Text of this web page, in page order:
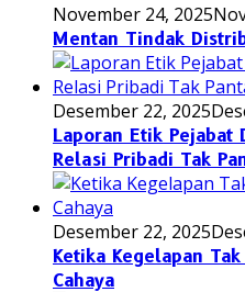
November 24, 2025
Mentan Tindak
Desember 22, 2025
Laporan Etik Pejabat
Relasi Pribadi Tak
Desember 22, 2025
Ketika Kegelapan
Cahaya